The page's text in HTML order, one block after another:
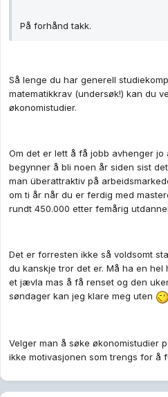
På forhånd takk.
Så lenge du har generell
matematikkrav (undersøk!) kan du
økonomistudier.
Om det er lett å få jobb avhenger jo
begynner å bli noen år siden sist
man überattraktiv på
om ti år når du er ferdig med
rundt 450.000 etter femårig
Det er forresten ikke så voldsomt
du kanskje tror det er. Må ha en
et jævla mas å få renset og den
søndager kan jeg klare meg uten
Velger man å søke økonomistudier
ikke motivasjonen som trengs for å